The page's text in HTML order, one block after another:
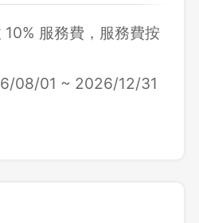
服務費，服務費按
08/01 ~ 2026/12/31